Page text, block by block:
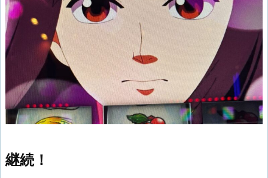
継続！